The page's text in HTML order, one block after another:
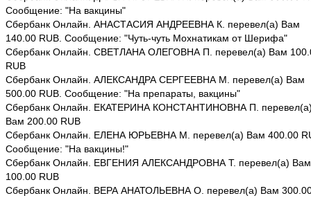
Сообщение: "На вакцины"
Сбербанк Онлайн. АНАСТАСИЯ АНДРЕЕВНА К. перевел(а) Вам
140.00 RUB. Сообщение: "Чуть-чуть Мохнатикам от Шерифа"
Сбербанк Онлайн. СВЕТЛАНА ОЛЕГОВНА П. перевел(а) Вам
RUB
Сбербанк Онлайн. АЛЕКСАНДРА СЕРГЕЕВНА М. перевел(а) Вам
500.00 RUB. Сообщение: "На препараты, вакцины"
Сбербанк Онлайн. ЕКАТЕРИНА КОНСТАНТИНОВНА П.
Вам 200.00 RUB
Сбербанк Онлайн. ЕЛЕНА ЮРЬЕВНА М. перевел(а) Вам 400.00
Сообщение: "На вакцины!"
Сбербанк Онлайн. ЕВГЕНИЯ АЛЕКСАНДРОВНА Т. перевел(а) Вам
100.00 RUB
Сбербанк Онлайн. ВЕРА АНАТОЛЬЕВНА О. перевел(а) Вам